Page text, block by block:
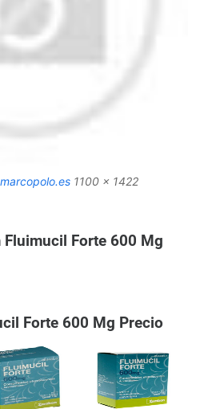
1100 x 1422
Forte 600 Mg
Forte 600 Mg Precio